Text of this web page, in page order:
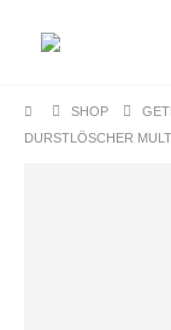
SHOP
DURSTLÖSCHER